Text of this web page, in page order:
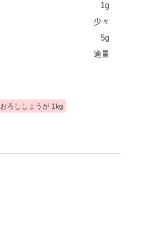
1g
少々
5g
適量
おろししょうが 1kg